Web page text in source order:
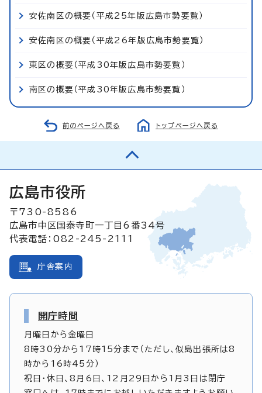
安佐南区の概要（平成25年版広島市勢要覧）
安佐南区の概要（平成26年版広島市勢要覧）
東区の概要（平成30年版広島市勢要覧）
南区の概要（平成30年版広島市勢要覧）
前のページへ戻る トップページへ戻る
広島市役所
〒730-8586
広島市中区国泰寺町一丁目6番34号
代表電話：082-245-2111
庁舎案内
開庁時間
月曜日から金曜日
8時30分から17時15分まで（ただし、似島出張所は8
時から16時45分）
祝日・休日、8月6日、12月29日から1月3日は閉庁